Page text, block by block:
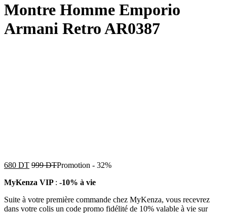
Montre Homme Emporio
Armani Retro AR0387
680 DT 999DTPromotion - 32%
MyKenza VIP : -10% à vie
Suite à votre première commande chez MyKenza, vous recevrez
dans votre colis un code promo fidélité de 10% valable à vie sur